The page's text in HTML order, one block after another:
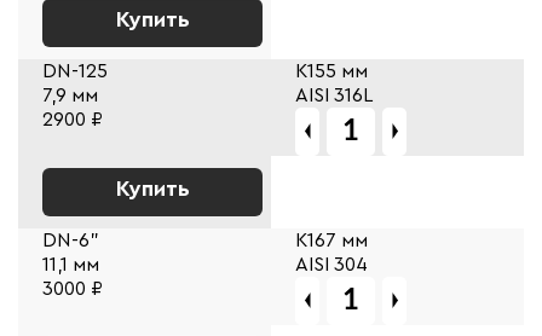
Купить
DN-125
К155 мм
7,9 мм
AISI 316L
2900 ₽
Купить
DN-6"
К167 мм
11,1 мм
AISI 304
3000 ₽